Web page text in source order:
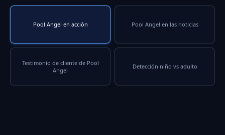
Pool Angel en acción Pool Angel en las noticias
Testimonio de cliente de Pool
Angel
Detección niño vs adulto